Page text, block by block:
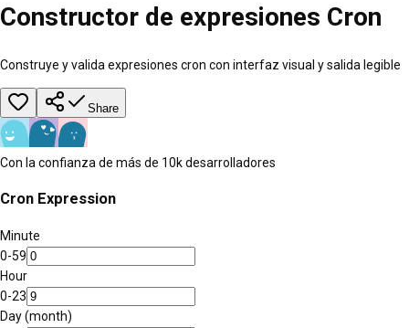
Constructor de expresiones Cron
Construye y valida expresiones cron con interfaz visual y salida legible
Share
Con la confianza de más de 10k desarrolladores
Cron Expression
Minute
0-59
Hour
0-23
Day (month)